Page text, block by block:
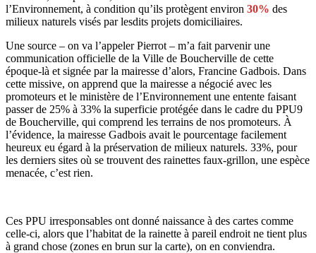
l’Environnement, à condition qu’ils protègent environ 30% des
milieux naturels visés par lesdits projets domiciliaires.
Une source – on va l’appeler Pierrot – m’a fait parvenir une
communication officielle de la Ville de Boucherville de cette
époque-là et signée par la mairesse d’alors, Francine Gadbois. Dans
cette missive, on apprend que la mairesse a négocié avec les
promoteurs et le ministère de l’Environnement une entente faisant
passer de 25% à 33% la superficie protégée dans le cadre du PPU9
de Boucherville, qui comprend les terrains de nos promoteurs. À
l’évidence, la mairesse Gadbois avait le pourcentage facilement
heureux eu égard à la préservation de milieux naturels. 33%, pour
les derniers sites où se trouvent des rainettes faux-grillon, une espèce
menacée, c’est rien.
Ces PPU irresponsables ont donné naissance à des cartes comme
celle-ci, alors que l’habitat de la rainette à pareil endroit ne tient plus
à grand chose (zones en brun sur la carte), on en conviendra.